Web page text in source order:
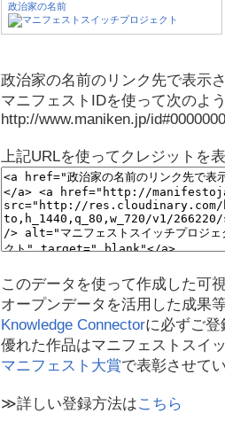
政治家の名前
政治家の名前のリンク先で表示
マニフェストIDを使って次のよ
http://www.maniken.jp/
上記URLを使ってクレジットを
このデータを使って作成した可
オープンデータを活用した成果
Knowledge Connectorに必ずご登
優れた作品はマニフェストスイ
マニフェスト大賞で表彰させて
≫詳しい登録方法はこちら